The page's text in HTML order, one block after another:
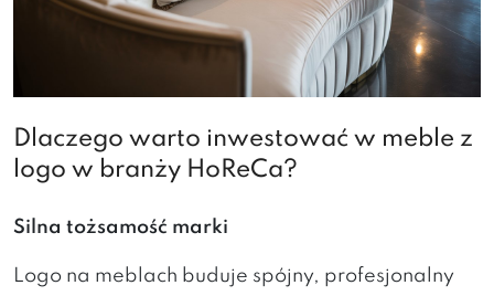
Dlaczego warto inwestować w meble z
logo w branży HoReCa?
Silna tożsamość marki
Logo na meblach buduje spójny, profesjonalny